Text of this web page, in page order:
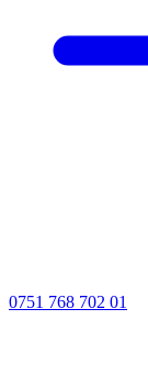
0751 768 702 01